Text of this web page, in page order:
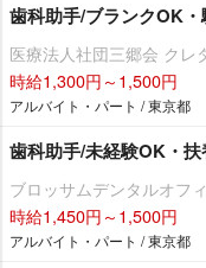
歯科助手/ブランクOK・
医療法人社団三郷会 クレ
時給1,300円～1,500円
アルバイト・パート / 東京都
歯科助手/未経験OK・
ブロッサムデンタルオフ
時給1,450円～1,500円
アルバイト・パート / 東京都